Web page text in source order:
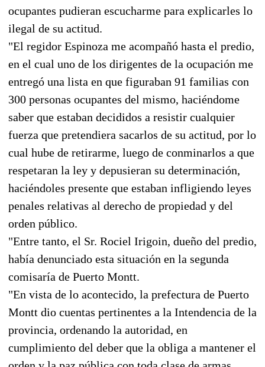
ocupantes pudieran escucharme para explicarles lo
ilegal de su actitud.
"El regidor Espinoza me acompañó hasta el predio,
en el cual uno de los dirigentes de la ocupación me
entregó una lista en que figuraban 91 familias con
300 personas ocupantes del mismo, haciéndome
saber que estaban decididos a resistir cualquier
fuerza que pretendiera sacarlos de su actitud, por lo
cual hube de retirarme, luego de conminarlos a que
respetaran la ley y depusieran su determinación,
haciéndoles presente que estaban infligiendo leyes
penales relativas al derecho de propiedad y del
orden público.
"Entre tanto, el Sr. Rociel Irigoin, dueño del predio,
había denunciado esta situación en la segunda
comisaría de Puerto Montt.
"En vista de lo acontecido, la prefectura de Puerto
Montt dio cuentas pertinentes a la Intendencia de la
provincia, ordenando la autoridad, en
cumplimiento del deber que la obliga a mantener el